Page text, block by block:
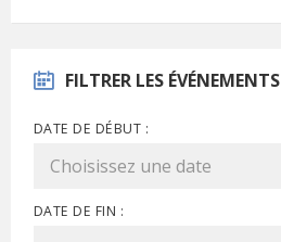
FILTRER LES ÉVÉNEMENTS
DATE DE DÉBUT :
DATE DE FIN :